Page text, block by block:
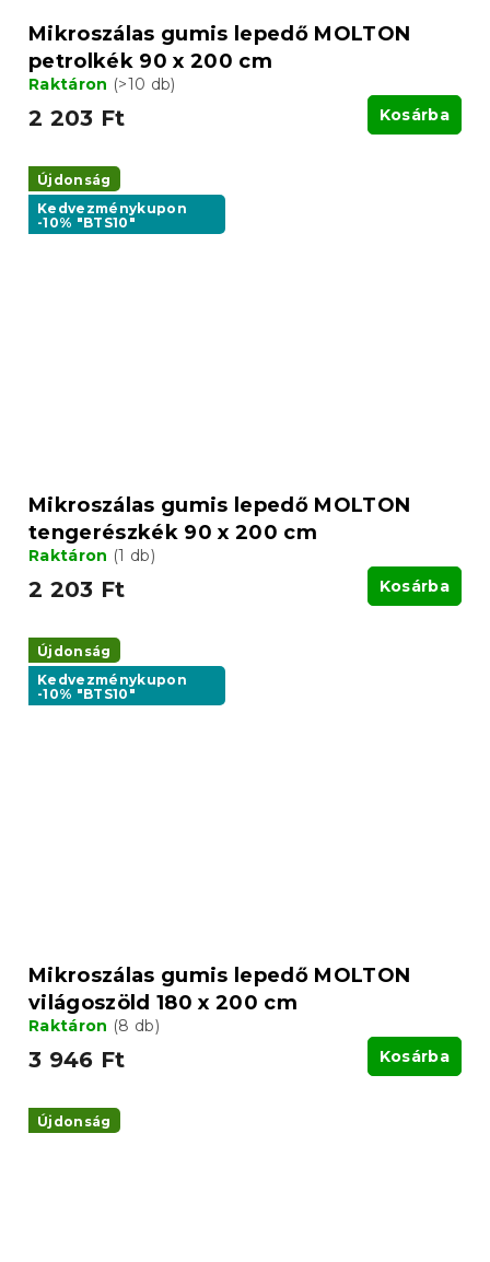
Mikroszálas gumis lepedő MOLTON
petrolkék 90 x 200 cm
Raktáron (>10 db)
2 203 Ft Kosárba
Újdonság
Kedvezménykupon
-10% "BTS10"
Mikroszálas gumis lepedő MOLTON
tengerészkék 90 x 200 cm
Raktáron (1 db)
2 203 Ft Kosárba
Újdonság
Kedvezménykupon
-10% "BTS10"
Mikroszálas gumis lepedő MOLTON
világoszöld 180 x 200 cm
Raktáron (8 db)
3 946 Ft Kosárba
Újdonság